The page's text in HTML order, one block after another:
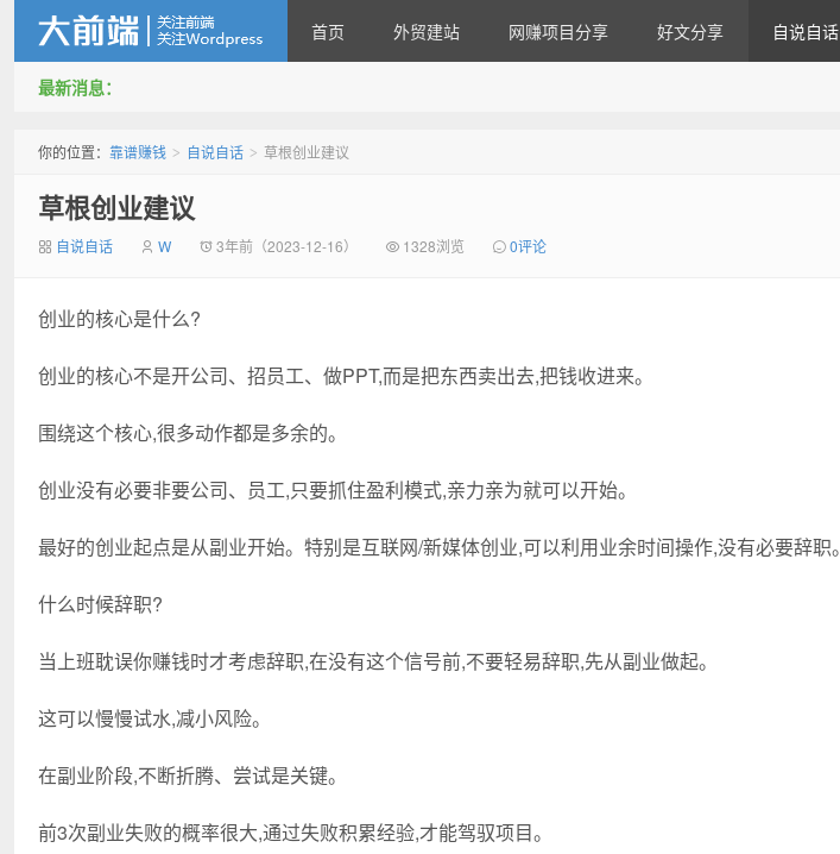
首页 外贸建站 网赚项目分享 好文分享 自说自话
最新消息：
你的位置： 靠谱赚钱 > 自说自话 > 草根创业建议
草根创业建议
自说自话 W 3年前（2023-12-16） 1328浏览 0评论
创业的核心是什么?
创业的核心不是开公司、招员工、做PPT,而是把东西卖出去,把钱收进来。
围绕这个核心,很多动作都是多余的。
创业没有必要非要公司、员工,只要抓住盈利模式,亲力亲为就可以开始。
最好的创业起点是从副业开始。特别是互联网/新媒体创业,可以利用业余时间操作,没有必要辞职。
什么时候辞职?
当上班耽误你赚钱时才考虑辞职,在没有这个信号前,不要轻易辞职,先从副业做起。
这可以慢慢试水,减小风险。
在副业阶段,不断折腾、尝试是关键。
前3次副业失败的概率很大,通过失败积累经验,才能驾驭项目。